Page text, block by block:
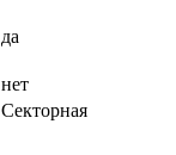
да
нет
Секторная